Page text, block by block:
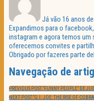
Já vão 16 anos
Expandimos para o
instagram e agora temos
oferecemos convites e
Obrigado por fazeres parte
Navegação de
PREVIOUS POST:“FUNNY PEOPLE” DE
NEXT POST:“G.I. JOE: THE RISE OF